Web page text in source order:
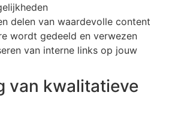
delen van waardevolle content
wordt gedeeld en verwezen
van interne links op jouw
van kwalitatieve